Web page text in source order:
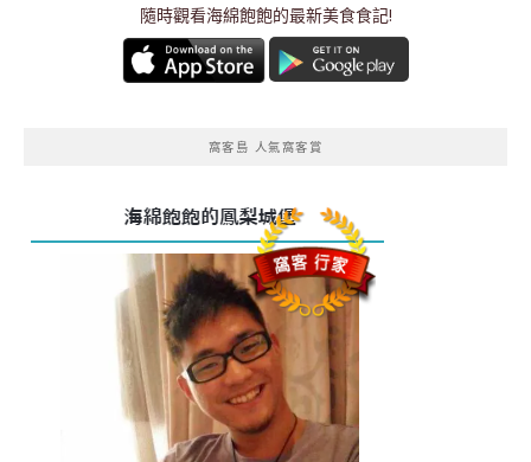
隨時觀看海綿飽飽的最新美食食記!
窩客島 人氣窩客賞